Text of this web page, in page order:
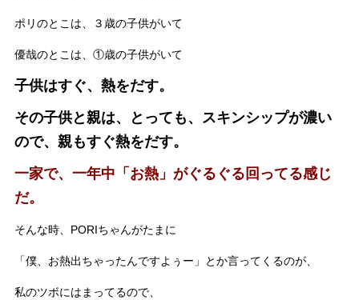
ポリのとこは、３歳の子供がいて
優哉のとこは、①歳の子供がいて
子供はすぐ、熱をだす。
その子供と親は、とっても、スキンシップが濃い
ので、親もすぐ熱をだす。
一家で、一年中「お熱」がぐるぐる回ってる感じ
だ。
そんな時、PORIちゃんがたまに
「僕、お熱出ちゃったんですよぅー」とか言ってくるのが、
私のツボにはまってるので、